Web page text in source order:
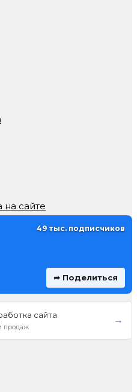
сайте
49 тыс. подписчиков
➦ Поделиться
сайта
продаж
→